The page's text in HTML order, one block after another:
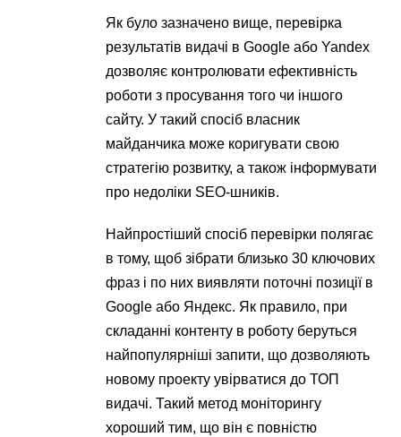
Як було зазначено вище, перевірка
результатів видачі в Google або Yandex
дозволяє контролювати ефективність
роботи з просування того чи іншого
сайту. У такий спосіб власник
майданчика може коригувати свою
стратегію розвитку, а також інформувати
про недоліки SEO-шників.
Найпростіший спосіб перевірки полягає
в тому, щоб зібрати близько 30 ключових
фраз і по них виявляти поточні позиції в
Google або Яндекс. Як правило, при
складанні контенту в роботу беруться
найпопулярніші запити, що дозволяють
новому проекту увірватися до ТОП
видачі. Такий метод моніторингу
хороший тим, що він є повністю